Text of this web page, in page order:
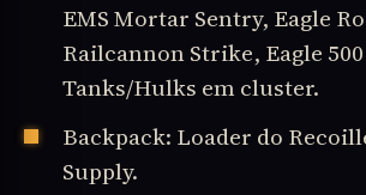
EMS Mortar Sentry, Eagle
Railcannon Strike, Eagle
Tanks/Hulks em cluster.
Backpack: Loader do
Supply.